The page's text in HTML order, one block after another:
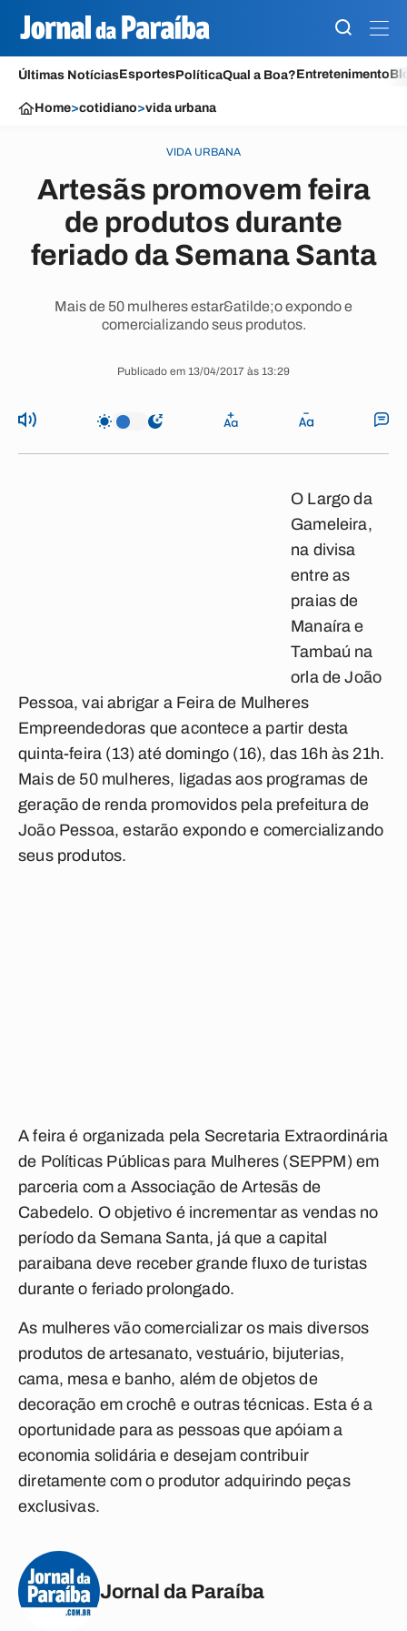
Últimas NotíciasEsportesPolíticaQual a Boa?Entretenimento
Home>cotidiano>vida urbana
VIDA URBANA
Artesãs promovem feira
de produtos durante
feriado da Semana Santa
Mais de 50 mulheres estar&atilde;o expondo e
comercializando seus produtos.
Publicado em 13/04/2017 às 13:29
O Largo da
Gameleira,
na divisa
entre as
praias de
Manaíra e
Tambaú na
orla de João
Pessoa, vai abrigar a Feira de Mulheres
Empreendedoras que acontece a partir desta
quinta-feira (13) até domingo (16), das 16h às 21h.
Mais de 50 mulheres, ligadas aos programas de
geração de renda promovidos pela prefeitura de
João Pessoa, estarão expondo e comercializando
seus produtos.
A feira é organizada pela Secretaria Extraordinária
de Políticas Públicas para Mulheres (SEPPM) em
parceria com a Associação de Artesãs de
Cabedelo. O objetivo é incrementar as vendas no
período da Semana Santa, já que a capital
paraibana deve receber grande fluxo de turistas
durante o feriado prolongado.
As mulheres vão comercializar os mais diversos
produtos de artesanato, vestuário, bijuterias,
cama, mesa e banho, além de objetos de
decoração em crochê e outras técnicas. Esta é a
oportunidade para as pessoas que apóiam a
economia solidária e desejam contribuir
diretamente com o produtor adquirindo peças
exclusivas.
Jornal da Paraíba